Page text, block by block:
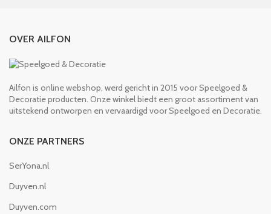
OVER AILFON
Ailfon is online webshop, werd gericht in 2015 voor Speelgoed &
Decoratie producten. Onze winkel biedt een groot assortiment van
uitstekend ontworpen en vervaardigd voor Speelgoed en Decoratie.
ONZE PARTNERS
SerYona.nl
Duyven.nl
Duyven.com